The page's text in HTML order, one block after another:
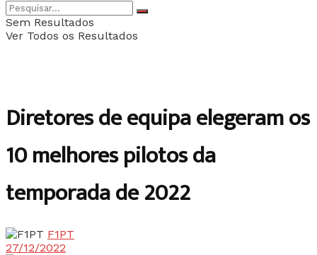
Sem Resultados
Ver Todos os Resultados
Diretores de equipa elegeram os
10 melhores pilotos da
temporada de 2022
F1PT
27/12/2022